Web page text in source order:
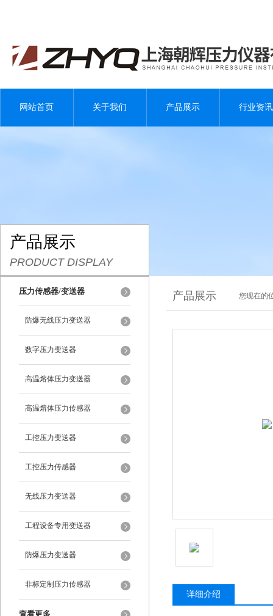
网站首页 关于我们 产品展示 行业资讯
产品展示
PRODUCT DISPLAY
压力传感器/变送器
防爆无线压力变送器
数字压力变送器
高温熔体压力变送器
高温熔体压力传感器
工控压力变送器
工控压力传感器
无线压力变送器
工程设备专用变送器
防爆压力变送器
非标定制压力传感器
查看更多
产品展示 您现在的
详细介绍